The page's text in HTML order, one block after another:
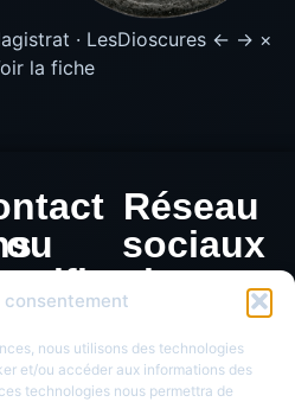
consentement
nous utilisons des technologies
et/ou accéder aux informations des
technologies nous permettra de
· LesDioscures ← → ×
la fiche
ou
de
Réseau
sociaux